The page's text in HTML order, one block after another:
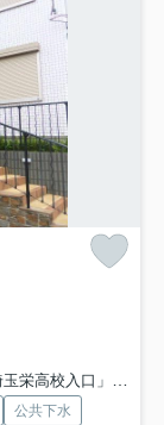
入口」 停歩6分
公共下水